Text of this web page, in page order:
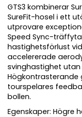
GTS3 kombinerar
SureFit-hosel i ett
utprovare
Speed Sync-
hastighetsförlust
accelererade
svinghastighet
tourspelares
bollen.
Egenskaper: Högre